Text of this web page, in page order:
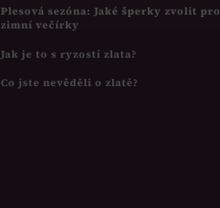
Plesová sezóna: Jaké šperky zvolit pro
zimní večírky
Jak je to s ryzostí zlata?
Co jste nevěděli o zlatě?